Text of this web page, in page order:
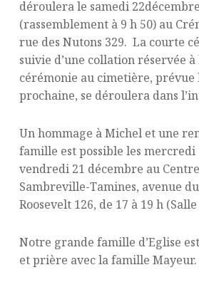
déroulera le samedi
(rassemblement à 9 h 50) au
rue des Nutons 329. La courte
suivie d’une collation réservée
cérémonie au cimetière, prévue
prochaine, se déroulera dans
Un hommage à Michel et une
famille est possible les mercredi
vendredi 21 décembre au
Sambreville-Tamines, avenue
Roosevelt 126, de 17 à 19 h
Notre grande famille d’Eglise
et prière avec la famille Mayeur.